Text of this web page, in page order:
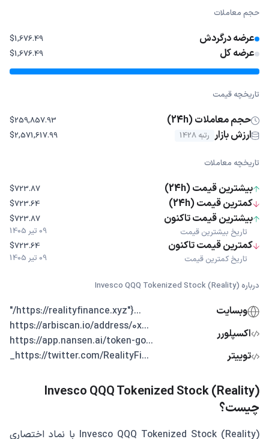
حجم معاملات
عرضه درگردش $1,676.49
عرضه کل $1,676.49
تاریخچه قیمت
حجم معاملات (24h) $259,857.93
ارزش بازار رتبه 1428 $2,571,617.99
تاریخچه معاملات
بیشترین قیمت (24h) $723.87
کمترین قیمت (24h) $723.64
بیشترین قیمت تاکنون
تاریخ بیشترین قیمت
$723.87
09 تیر 1405
کمترین قیمت تاکنون
تاریخ کمترین قیمت
$723.64
09 تیر 1405
درباره Invesco QQQ Tokenized Stock (Reality)
وبسایت
...{"https://realityfinance.xyz/"
اکسپلورر
...https://arbiscan.io/address/0x
...https://app.nansen.ai/token-go
توییتر
...https://twitter.com/RealityFi_
Invesco QQQ Tokenized Stock (Reality)
چیست؟
Invesco QQQ Tokenized Stock (Reality) با نماد اختصاری